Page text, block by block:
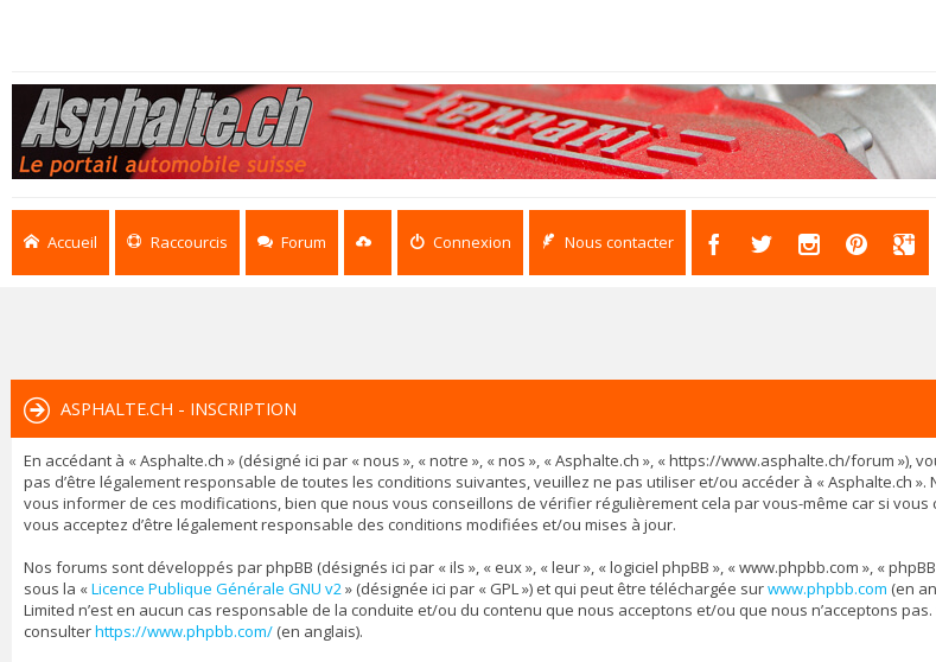
Accueil Raccourcis Forum Connexion Nous contacter
ASPHALTE.CH - INSCRIPTION
En accédant à « Asphalte.ch » (désigné ici par « nous », « notre », « nos », « Asphalte.ch », « https://www.asphalte.ch/forum
pas d’être légalement responsable de toutes les conditions suivantes, veuillez ne pas utiliser et/ou accéder à « Asphalte.ch
vous informer de ces modifications, bien que nous vous conseillons de vérifier régulièrement cela par vous-même car si
vous acceptez d’être légalement responsable des conditions modifiées et/ou mises à jour.
Nos forums sont développés par phpBB (désignés ici par « ils », « eux », « leur », « logiciel phpBB », « www.phpbb.com », «
sous la «Licence Publique Générale GNU v2» (désignée ici par « GPL ») et qui peut être téléchargée surwww.phpbb.com (en
Limited n’est en aucun cas responsable de la conduite et/ou du contenu que nous acceptons et/ou que nous n’acceptons
consulterhttps://www.phpbb.com/ (en anglais).